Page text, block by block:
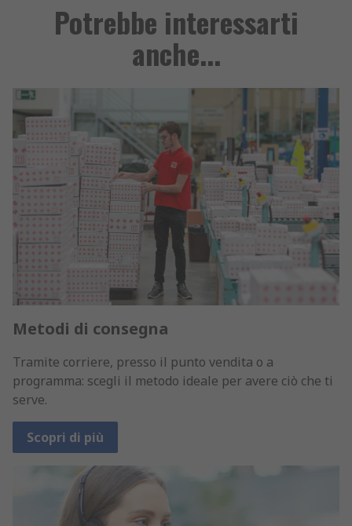
Potrebbe interessarti
anche...
Metodi di consegna
Tramite corriere, presso il punto vendita o a
programma: scegli il metodo ideale per avere ciò che ti
serve.
Scopri di più